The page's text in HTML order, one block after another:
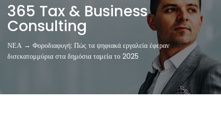
365 Tax & Business
Consulting
ΝΕΑ → Φοροδιαφυγή: Πώς τα ψηφιακά εργαλεία έφεραν
δισεκατομμύρια στα δημόσια ταμεία το 2025